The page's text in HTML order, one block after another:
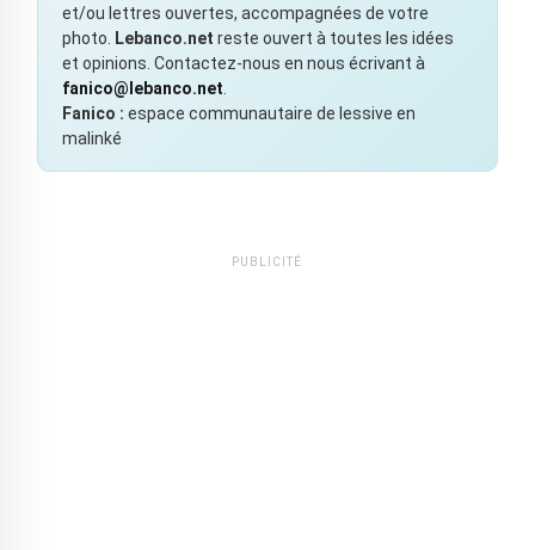
et/ou lettres ouvertes, accompagnées de votre
photo.
Lebanco.net reste ouvert à toutes les idées
et opinions. Contactez-nous en nous écrivant à
fanico@lebanco.net
Fanico : espace communautaire de lessive en
malinké
PUBLICITÉ